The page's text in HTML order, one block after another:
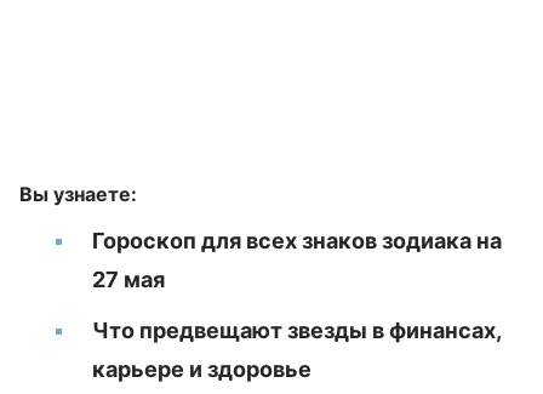
Вы узнаете:
Гороскоп для всех знаков зодиака на
27 мая
Что предвещают звезды в финансах,
карьере и здоровье